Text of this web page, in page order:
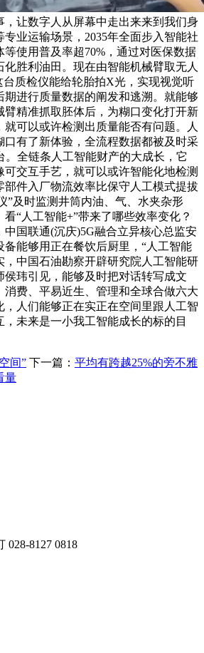
，让数字人从屏幕中走出来来到我们身
业运输场景，2035年全面步入智能社
使用普及率超70%，通过对医保数据
胜利油田。现在由智能机械臂取无人
台质检仪能给轮胎拍X光，实现视觉听
期进行质量数据的阐发和逃溯。就能够
臂精准抓取胚体后，为糊口变化打开新
可以或许检测出质量能否有问题。人
口有了新体验，全流程数据都被及时采
全链条人工智能财产的大成长，它
交互手艺，就可以或许智能化地检测
部件入厂物流效率比保守人工模式提拔
”及时监测井筒内油、气、水夹杂形
“人工智能+”带来了哪些效率变化？
国联通(沉庆)5G融合立异核心总监安
备能够用正在餐饮后厨里，“人工智能
，中国石油勘察开辟研究院人工智能研
侯玮引见，能够及时把对话转写成文
消费、平易近生、管理和全球合做六大
，人们能够正在实正在空间里跟人工智
未来是一小我工智能成长的标的目
间” 下一篇： 平均有跨越25%的旁不雅
量
028-8127 0818